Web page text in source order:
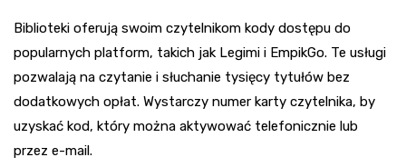
Biblioteki oferują swoim czytelnikom kody dostępu do
popularnych platform, takich jak Legimi i EmpikGo. Te usługi
pozwalają na czytanie i słuchanie tysięcy tytułów bez
dodatkowych opłat. Wystarczy numer karty czytelnika, by
uzyskać kod, który można aktywować telefonicznie lub
przez e-mail.